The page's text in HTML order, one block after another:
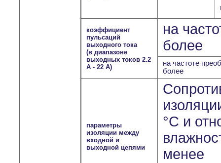
коэффициент
пульсаций
выходного тока
(в диапазоне
выходных токов 2.2
А - 22 А)
на
более
на частоте
более
параметры
изоляции между
входной и
выходной цепями
°С и
менее